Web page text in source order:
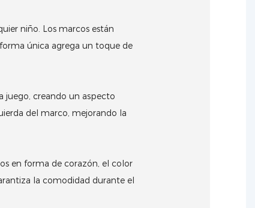
niño. Los marcos están
única agrega un toque de
juego, creando un aspecto
del marco, mejorando la
en forma de corazón, el color
la comodidad durante el